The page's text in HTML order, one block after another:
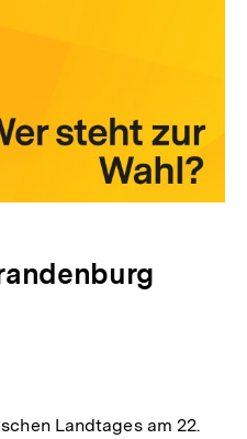
Landtages am 22.